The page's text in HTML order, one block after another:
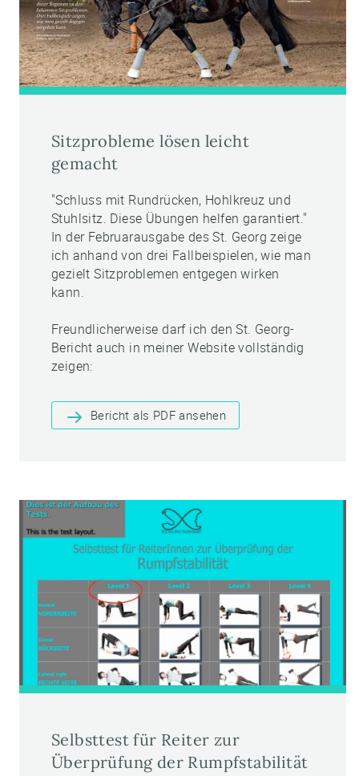
Sitzprobleme lösen leicht
gemacht
"Schluss mit Rundrücken, Hohlkreuz und
Stuhlsitz. Diese Übungen helfen garantiert."
In der Februarausgabe des St. Georg zeige
ich anhand von drei Fallbeispielen, wie man
gezielt Sitzproblemen entgegen wirken
kann.
Freundlicherweise darf ich den St. Georg-
Bericht auch in meiner Website vollständig
zeigen:
Bericht als PDF ansehen
Selbsttest für Reiter zur
Überprüfung der Rumpfstabilität